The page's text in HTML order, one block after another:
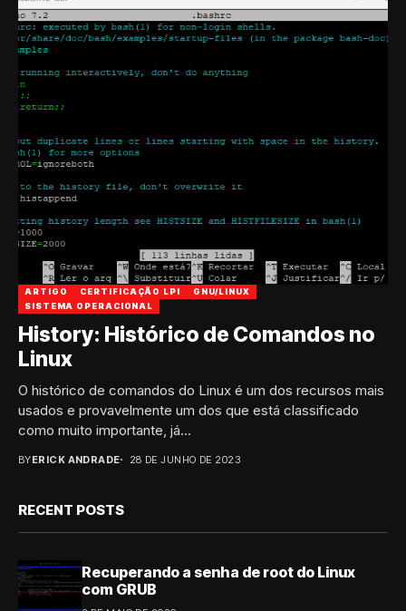
ARTIGO CERTIFICAÇÃO LPI
GNU/LINUX
SISTEMA OPERACIONAL
History: Histórico de Comandos no
Linux
O histórico de comandos do Linux é um dos recursos mais
usados e provavelmente um dos que está classificado
como muito importante, já...
BYERICK ANDRADE 28 DE JUNHO DE 2023
RECENT POSTS
Recuperando a senha de root do Linux
com GRUB